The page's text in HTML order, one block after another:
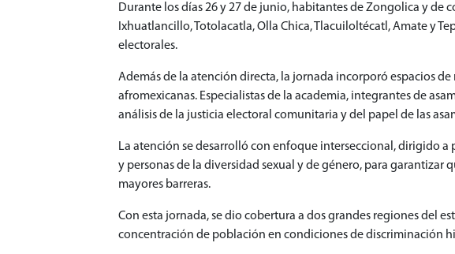
Durante los días 26 y 27 de junio, habitantes de Zongolica y de
Ixhuatlancillo, Totolacatla, Olla Chica, Tlacuiloltécatl, Amate y
electorales.
Además de la atención directa, la jornada incorporó espacios
afromexicanas. Especialistas de la academia, integrantes de
análisis de la justicia electoral comunitaria y del papel de las
La atención se desarrolló con enfoque interseccional, dirigido
y personas de la diversidad sexual y de género, para
mayores barreras.
Con esta jornada, se dio cobertura a dos grandes regiones del
concentración de población en condiciones de discriminación